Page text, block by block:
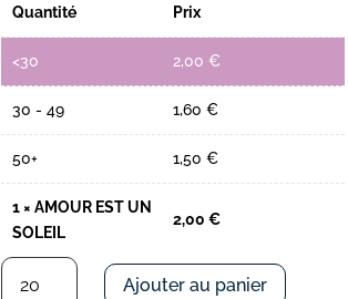
Quantité Prix
<30 2,00 €
30 - 49 1,60 €
50+ 1,50 €
1 ×AMOUR EST UN
SOLEIL
2,00 €
quantité
Ajouter au panier